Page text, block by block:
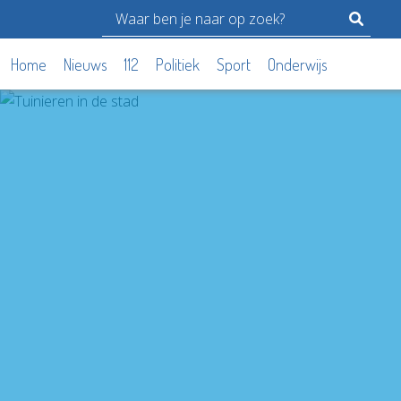
Home Nieuws 112 Politiek Sport Onderwijs